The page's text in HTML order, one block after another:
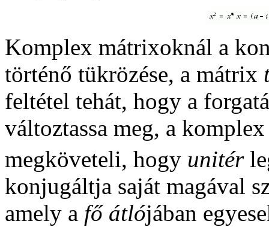
Komplex mátrixoknál a
történő tükrözése, a mátrix
feltétel tehát, hogy a
változtassa meg, a
megköveteli, hogy unitér
konjugáltja saját magával
amely a fő átlójában